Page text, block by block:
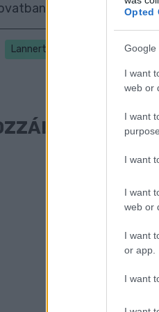
Opted
Google
I want
web or
I want
I want
I want
web or
I want
or app.
I want
tüntesd fel, hogy
Lannert Judit József Attila